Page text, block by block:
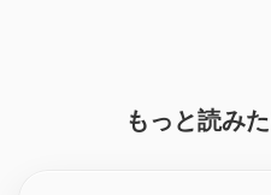
もっと読み